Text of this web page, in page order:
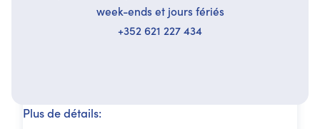
week-ends et jours fériés
+352 621 227 434
Plus de détails: